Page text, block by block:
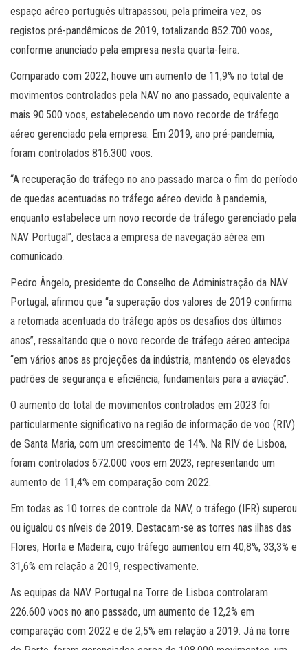
espaço aéreo português ultrapassou, pela primeira vez, os
registos pré-pandêmicos de 2019, totalizando 852.700 voos,
conforme anunciado pela empresa nesta quarta-feira.
Comparado com 2022, houve um aumento de 11,9% no total de
movimentos controlados pela NAV no ano passado, equivalente a
mais 90.500 voos, estabelecendo um novo recorde de tráfego
aéreo gerenciado pela empresa. Em 2019, ano pré-pandemia,
foram controlados 816.300 voos.
“A recuperação do tráfego no ano passado marca o fim do período
de quedas acentuadas no tráfego aéreo devido à pandemia,
enquanto estabelece um novo recorde de tráfego gerenciado pela
NAV Portugal”, destaca a empresa de navegação aérea em
comunicado.
Pedro Ângelo, presidente do Conselho de Administração da NAV
Portugal, afirmou que “a superação dos valores de 2019 confirma
a retomada acentuada do tráfego após os desafios dos últimos
anos”, ressaltando que o novo recorde de tráfego aéreo antecipa
“em vários anos as projeções da indústria, mantendo os elevados
padrões de segurança e eficiência, fundamentais para a aviação”.
O aumento do total de movimentos controlados em 2023 foi
particularmente significativo na região de informação de voo (RIV)
de Santa Maria, com um crescimento de 14%. Na RIV de Lisboa,
foram controlados 672.000 voos em 2023, representando um
aumento de 11,4% em comparação com 2022.
Em todas as 10 torres de controle da NAV, o tráfego (IFR) superou
ou igualou os níveis de 2019. Destacam-se as torres nas ilhas das
Flores, Horta e Madeira, cujo tráfego aumentou em 40,8%, 33,3% e
31,6% em relação a 2019, respectivamente.
As equipas da NAV Portugal na Torre de Lisboa controlaram
226.600 voos no ano passado, um aumento de 12,2% em
comparação com 2022 e de 2,5% em relação a 2019. Já na torre